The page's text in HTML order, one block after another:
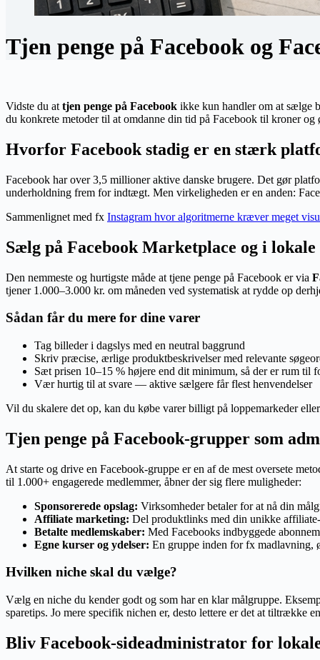
Tjen penge på Facebook og
Vidste du at tjen penge på Facebook ikke kun handler om at sælge
du konkrete metoder til at omdanne din tid på Facebook til kroner
Hvorfor Facebook stadig er en stærk
Facebook har over 3,5 millioner aktive danske brugere. Det gør
underholdning frem for indtægt. Men virkeligheden er en anden:
Sammenlignet med fx Instagram hvor algoritmerne kræver meget
Sælg på Facebook Marketplace og i
Den nemmeste og hurtigste måde at tjene penge på Facebook er via
tjener 1.000–3.000 kr. om måneden ved systematisk at rydde op
Sådan får du mere for dine varer
Tag billeder i dagslys med en neutral baggrund
Skriv præcise, ærlige produktbeskrivelser med relevante
Sæt prisen 10–15 % højere end dit minimum, så der er rum til
Vær hurtig til at svare — aktive sælgere får flest henvendelser
Vil du skalere det op, kan du købe varer billigt på loppemarkeder
Tjen penge på Facebook-grupper som
At starte og drive en Facebook-gruppe er en af de mest oversete
til 1.000+ engagerede medlemmer, åbner der sig flere muligheder:
Sponsorerede opslag: Virksomheder betaler for at nå din
Affiliate marketing: Del produktlinks med din unikke
Betalte medlemskaber: Med Facebooks indbyggede
Egne kurser og ydelser: En gruppe inden for fx madlavning,
Hvilken niche skal du vælge?
Vælg en niche du kender godt og som har en klar målgruppe.
sparetips. Jo mere specifik nichen er, desto lettere er det at tiltrække
Bliv Facebook-sideadministrator for